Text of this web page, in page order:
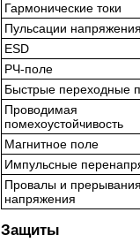
Гармонические токи
Пульсации
ESD
РЧ-поле
Быстрые переходные
Проводимая
помехоустойчивость
Магнитное поле
Импульсные
Провалы и прерывания
напряжения
Защиты